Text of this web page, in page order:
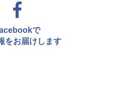
で
をお届けします